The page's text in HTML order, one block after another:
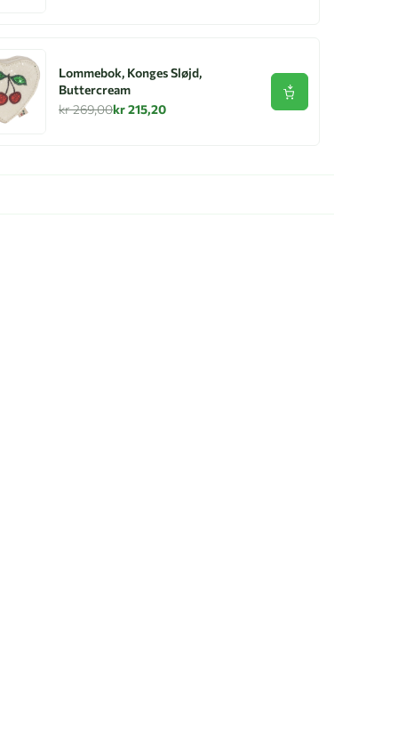
Lommebok, Konges Sløjd,
Buttercream
kr 269,00kr 215,20
Se produkt